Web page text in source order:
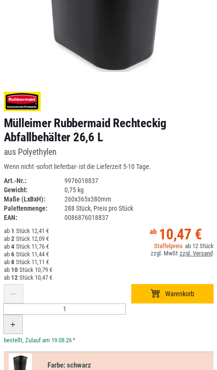
Mülleimer Rubbermaid Rechteckig
Abfallbehälter 26,6 L
aus Polyethylen
Wenn nicht -sofort lieferbar- ist die Lieferzeit 5-10 Tage.
Art.-Nr.:
9976018837
Gewicht:
0,75 kg
Maße (LxBxH):
260x365x380mm
Palettenmenge:
288 Stück, Preis pro Stück
EAN:
0086876018837
10,47 €
12
1
12,41 €
2
12,09 €
4
11,76 €
6
11,44 €
8
11,11 €
10
10,79 €
12
10,47 €
*
Farbe:schwarz